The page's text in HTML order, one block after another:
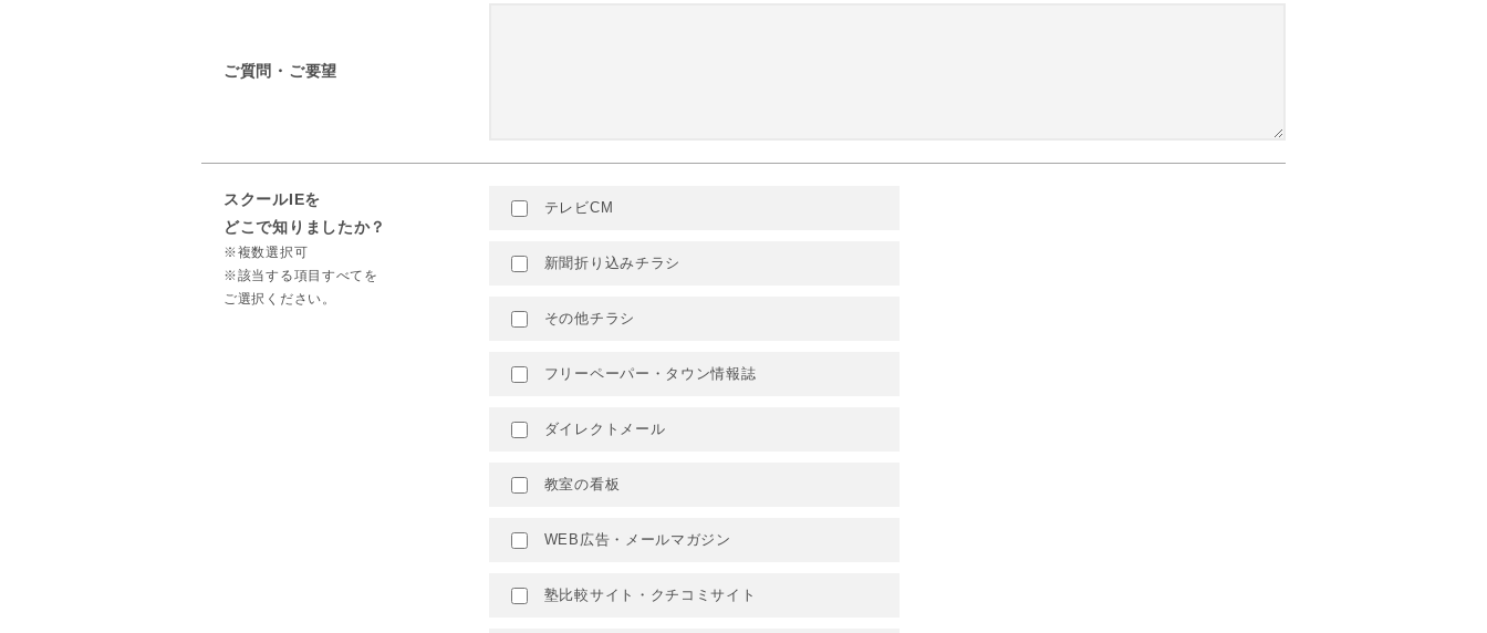
ご質問・ご要望
スクールIEを
どこで知りましたか？
※複数選択可
※該当する項目すべてを
ご選択ください。
テレビCM
新聞折り込みチラシ
その他チラシ
フリーペーパー・タウン情報誌
ダイレクトメール
教室の看板
WEB広告・メールマガジン
塾比較サイト・クチコミサイト